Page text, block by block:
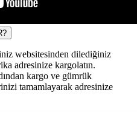
websitesinden dilediğiniz
adresinize kargolatın.
kargo ve gümrük
tamamlayarak adresinize